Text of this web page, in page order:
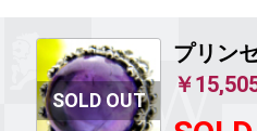
プリン
￥